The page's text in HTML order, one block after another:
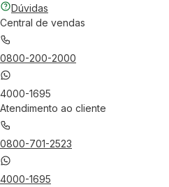
Dúvidas
Central de vendas
0800-200-2000
4000-1695
Atendimento ao cliente
0800-701-2523
4000-1695